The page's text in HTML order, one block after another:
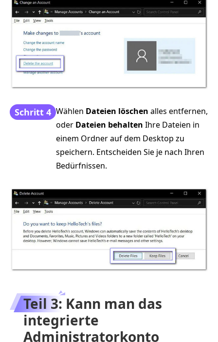
Schritt 4 Wählen Dateien löschen alles entfernen,
oder Dateien behalten Ihre Dateien in
einem Ordner auf dem Desktop zu
speichern. Entscheiden Sie je nach Ihren
Bedürfnissen.
Teil 3: Kann man das
integrierte
Administratorkonto